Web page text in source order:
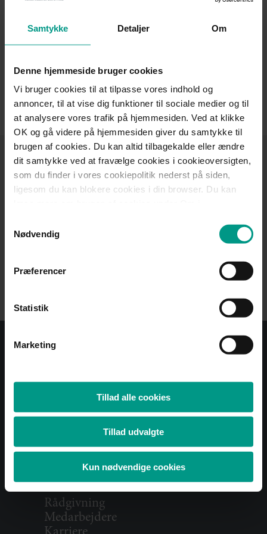
Samtykke Detaljer Om
Denne hjemmeside bruger cookies
Vi bruger cookies til at tilpasse vores indhold og
annoncer, til at vise dig funktioner til sociale medier og til
at analysere vores trafik på hjemmesiden. Ved at klikke
OK og gå videre på hjemmesiden giver du samtykke til
brugen af cookies. Du kan altid tilbagekalde eller ændre
dit samtykke ved at fravælge cookies i cookieoversigten,
som du finder i vores cookiepolitik nederst på siden,
ligesom du kan blokere cookies i din browser. Du kan
behandling af personoplysninger.
Nødvendig
Præferencer
Statistik
Marketing
Tillad alle cookies
Tillad udvalgte
Kun nødvendige cookies
at skabe og understøtte en velfungerende daglig drift og
optimale arbejdsgange hos HjulmandKaptain.
Administrationens hovedopgave er at understøtte
advokaternes arbejde bedst muligt, sikre fremdrift og
udvikling samt at give vores kunder den bedst mulige
oplevelse og service, uanset hvordan de er i kontakt med os.
Tilmeld dig
HjulmandKaptains
nyhedsbrev
Få nyheder, invitationer til arrangementer, gode råd
og viden om jura inden for de fagområder, der
Find kontor
Rådgivning
Medarbejdere